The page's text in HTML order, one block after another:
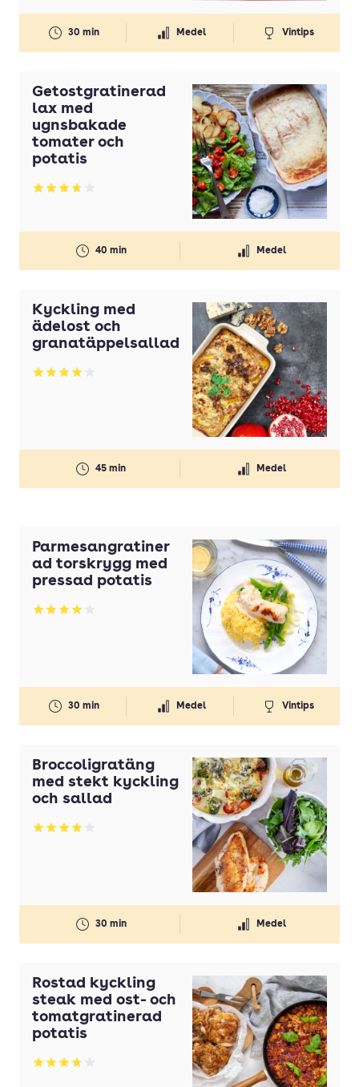
30 min Medel Vintips
Getostgratinerad
lax med
ugnsbakade
tomater och
potatis
Betyg: 3.75 av 5
40 min Medel
Kyckling med
ädelost och
granatäppelsallad
Betyg: 4.04 av 5
45 min Medel
Parmesangratiner
ad torskrygg med
pressad potatis
Betyg: 3.96 av 5
30 min Medel Vintips
Broccoligratäng
med stekt kyckling
och sallad
Betyg: 4.02 av 5
30 min Medel
Rostad kyckling
steak med ost- och
tomatgratinerad
potatis
Betyg: 3.73 av 5